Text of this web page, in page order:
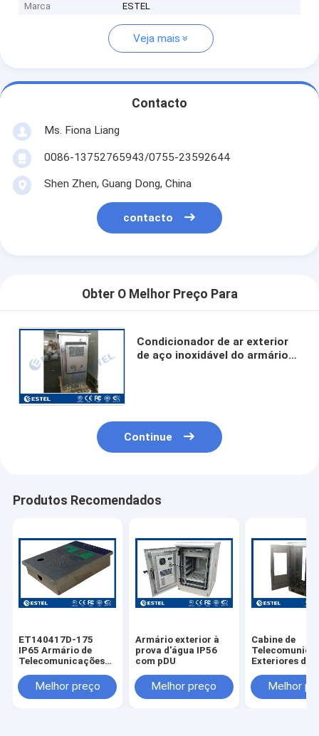
Marca
ESTEL
Veja mais
Contacto
Ms. Fiona Liang
0086-13752765943/0755-23592644
Shen Zhen, Guang Dong, China
contacto
Obter O Melhor Preço Para
Condicionador de ar exterior
de aço inoxidável do armário
Continue
Produtos Recomendados
ET140417D-175
IP65 Armário de
Telecomunicações
Inoxidável Montado
na Parede
Melhor preço
Armário exterior à
prova d'água IP56
com pDU
Melhor preço
Cabine de
Exteriores de
ET7585180A-
Com Duas
Melhor